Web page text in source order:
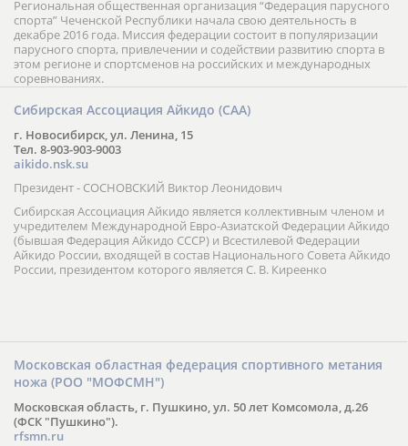
Региональная общественная организация “Федерация парусного
спорта” Чеченской Республики начала свою деятельность в
декабре 2016 года. Миссия федерации состоит в популяризации
парусного спорта, привлечении и содействии развитию спорта в
этом регионе и спортсменов на российских и международных
соревнованиях.
Сибирская Ассоциация Айкидо (САА)
г. Новосибирск, ул. Ленина, 15
Тел. 8-903-903-9003
aikido.nsk.su
Президент - СОСНОВСКИЙ Виктор Леонидович
Сибирская Ассоциация Айкидо является коллективным членом и
учредителем Международной Евро-Азиатской Федерации Айкидо
(бывшая Федерация Айкидо СССР) и Всестилевой Федерации
Айкидо России, входящей в состав Национального Совета Айкидо
России, президентом которого является С. В. Киреенко
Московская областная федерация спортивного метания
ножа (РОО "МОФСМН")
Московская область, г. Пушкино, ул. 50 лет Комсомола, д.26
(ФСК "Пушкино").
rfsmn.ru